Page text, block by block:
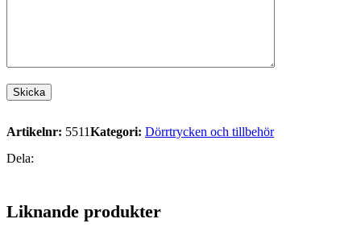
Artikelnr: 5511Kategori: Dörrtrycken och tillbehör
Dela:
Liknande produkter